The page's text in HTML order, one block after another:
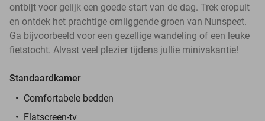
ontbijt voor gelijk een goede start van de dag. Trek eropuit
en ontdek het prachtige omliggende groen van Nunspeet.
Ga bijvoorbeeld voor een gezellige wandeling of een leuke
fietstocht. Alvast veel plezier tijdens jullie minivakantie!
Standaardkamer
Comfortabele bedden
Flatscreen-tv